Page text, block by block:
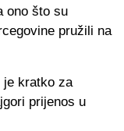
ono što su
pružili na
je kratko za
prijenos u